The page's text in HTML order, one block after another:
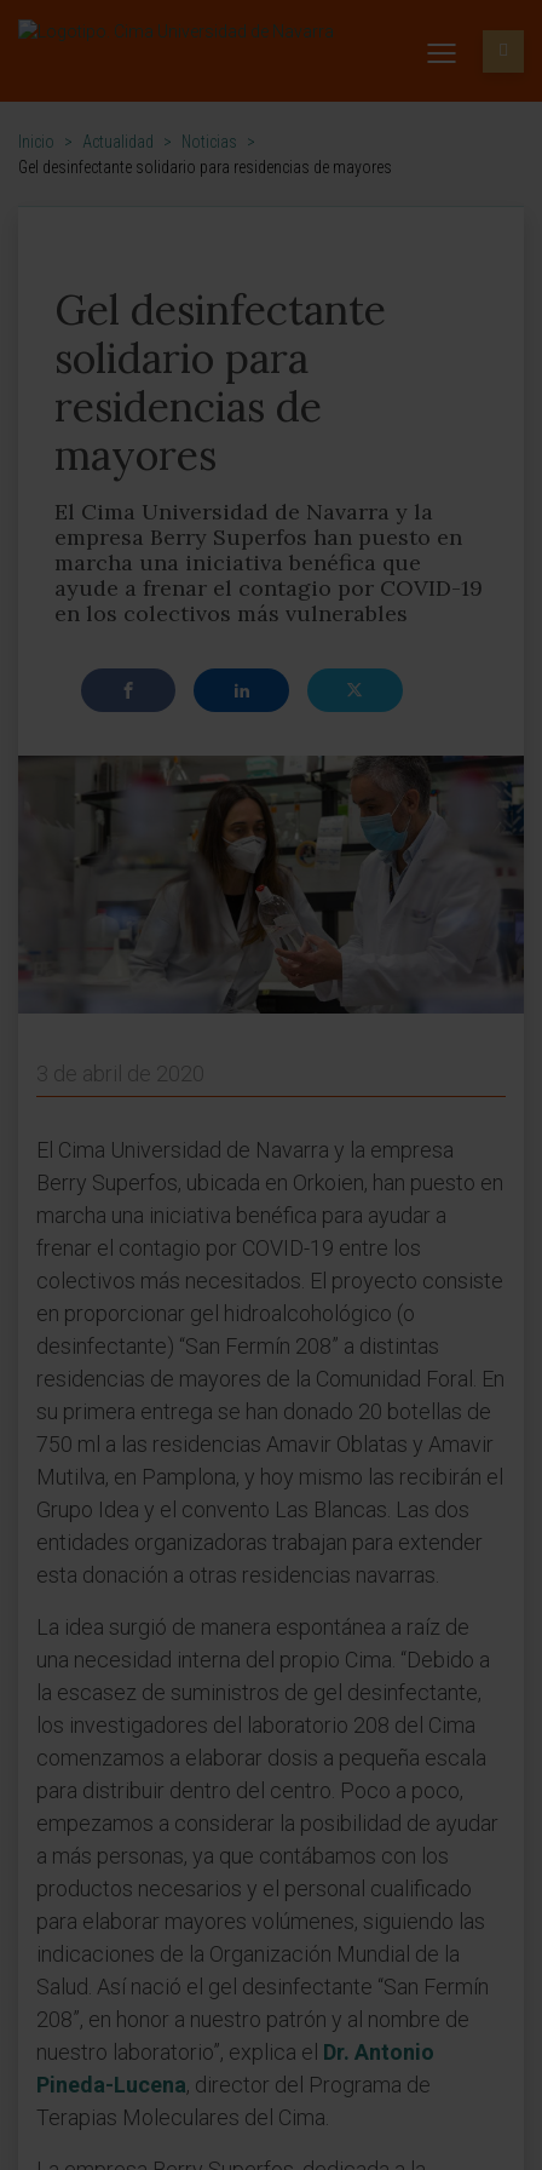
Inicio > Actualidad > Noticias
>
Gel desinfectante solidario para residencias de mayores
Gel desinfectante
solidario para
residencias de
mayores
El Cima Universidad de Navarra y la
empresa Berry Superfos han puesto en
marcha una iniciativa benéfica que
ayude a frenar el contagio por COVID-19
en los colectivos más vulnerables
3 de abril de 2020
El Cima Universidad de Navarra y la empresa
Berry Superfos, ubicada en Orkoien, han puesto en
marcha una iniciativa benéfica para ayudar a
frenar el contagio por COVID-19 entre los
colectivos más necesitados. El proyecto consiste
en proporcionar gel hidroalcohológico (o
desinfectante) “San Fermín 208” a distintas
residencias de mayores de la Comunidad Foral. En
su primera entrega se han donado 20 botellas de
750 ml a las residencias Amavir Oblatas y Amavir
Mutilva, en Pamplona, y hoy mismo las recibirán el
Grupo Idea y el convento Las Blancas. Las dos
entidades organizadoras trabajan para extender
esta donación a otras residencias navarras.
La idea surgió de manera espontánea a raíz de
una necesidad interna del propio Cima. “Debido a
la escasez de suministros de gel desinfectante,
los investigadores del laboratorio 208 del Cima
comenzamos a elaborar dosis a pequeña escala
para distribuir dentro del centro. Poco a poco,
empezamos a considerar la posibilidad de ayudar
a más personas, ya que contábamos con los
productos necesarios y el personal cualificado
para elaborar mayores volúmenes, siguiendo las
indicaciones de la Organización Mundial de la
Salud. Así nació el gel desinfectante “San Fermín
208”, en honor a nuestro patrón y al nombre de
nuestro laboratorio”, explica el Dr. Antonio
Pineda-Lucena, director del Programa de
Terapias Moleculares del Cima.